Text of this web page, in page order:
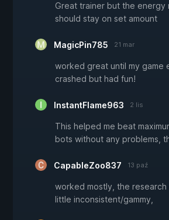
Great trainer but the energy
should stay on set amount
MagicPin785 21 mar
worked great until my game
crashed but had fun!
InstantFlame963 2 lis
This helped me beat
bots without any problems,
CapableZoo837 13 paź
worked mostly, the research
little inconsistent/gammy,